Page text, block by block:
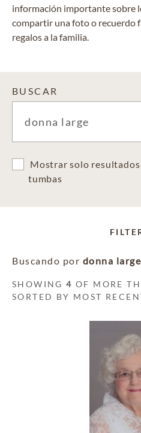
información importante sobre
compartir una foto o recuerdo
regalos a la familia.
BUSCAR
Mostrar solo
tumbas
Buscando por donna large
SHOWING4 OF MORE
SORTED BY MOST